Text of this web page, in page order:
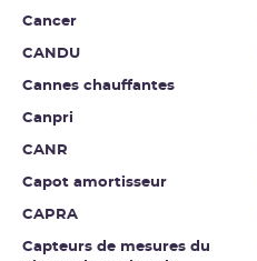
Cancer
CANDU
Cannes chauffantes
Canpri
CANR
Capot amortisseur
CAPRA
Capteurs de mesures du